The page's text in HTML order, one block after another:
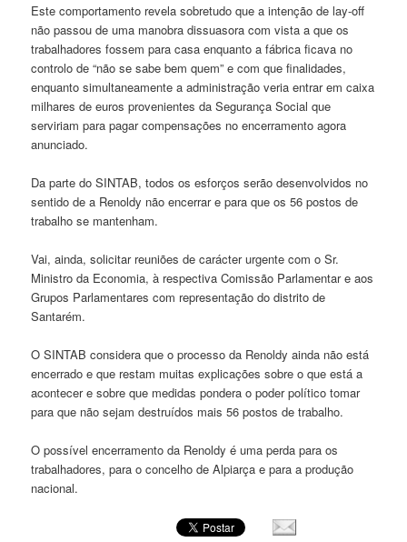
Este comportamento revela sobretudo que a intenção de lay-off
não passou de uma manobra dissuasora com vista a que os
trabalhadores fossem para casa enquanto a fábrica ficava no
controlo de “não se sabe bem quem” e com que finalidades,
enquanto simultaneamente a administração veria entrar em caixa
milhares de euros provenientes da Segurança Social que
serviriam para pagar compensações no encerramento agora
anunciado.
Da parte do SINTAB, todos os esforços serão desenvolvidos no
sentido de a Renoldy não encerrar e para que os 56 postos de
trabalho se mantenham.
Vai, ainda, solicitar reuniões de carácter urgente com o Sr.
Ministro da Economia, à respectiva Comissão Parlamentar e aos
Grupos Parlamentares com representação do distrito de
Santarém.
O SINTAB considera que o processo da Renoldy ainda não está
encerrado e que restam muitas explicações sobre o que está a
acontecer e sobre que medidas pondera o poder político tomar
para que não sejam destruídos mais 56 postos de trabalho.
O possível encerramento da Renoldy é uma perda para os
trabalhadores, para o concelho de Alpiarça e para a produção
nacional.